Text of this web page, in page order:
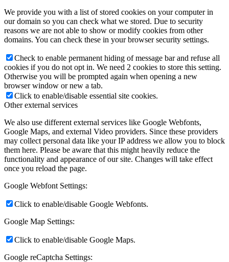
We provide you with a list of stored cookies on your computer in
our domain so you can check what we stored. Due to security
reasons we are not able to show or modify cookies from other
domains. You can check these in your browser security settings.
Check to enable permanent hiding of message bar and refuse all
cookies if you do not opt in. We need 2 cookies to store this setting.
Otherwise you will be prompted again when opening a new
browser window or new a tab.
Click to enable/disable essential site cookies.
Other external services
We also use different external services like Google Webfonts,
Google Maps, and external Video providers. Since these providers
may collect personal data like your IP address we allow you to block
them here. Please be aware that this might heavily reduce the
functionality and appearance of our site. Changes will take effect
once you reload the page.
Google Webfont Settings:
Click to enable/disable Google Webfonts.
Google Map Settings:
Click to enable/disable Google Maps.
Google reCaptcha Settings: